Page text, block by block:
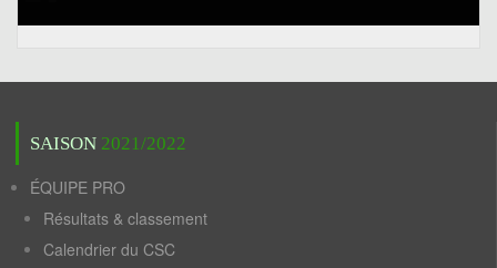
SAISON 2021/2022
ÉQUIPE PRO
Résultats & classement
Calendrier du CSC